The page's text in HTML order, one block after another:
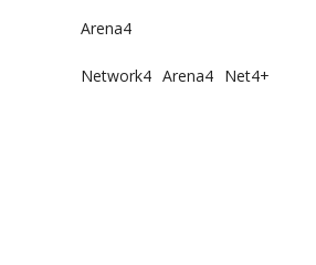
Arena4
Network4 Arena4 Net4+